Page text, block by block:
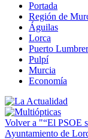
Portada
Región de
Águilas
Lorca
Puerto
Pulpí
Murcia
Economía
Volver a "“El PSOE
Ayuntamiento de